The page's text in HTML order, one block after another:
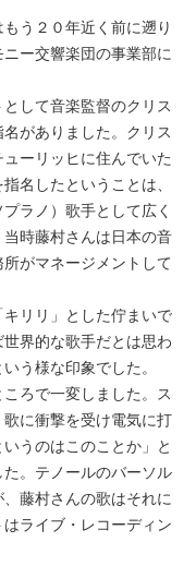
う２０年近く前に遡り
ー交響楽団の事業部に
して音楽監督のクリス
がありました。クリス
ーリッヒに住んでいた
名したということは、
ラノ）歌手として広く
時藤村さんは日本の音
がマネージメントして
リリ」とした佇まいで
界的な歌手だとは思わ
う様な印象でした。
ろで一変しました。ス
に衝撃を受け電気に打
うのはこのことか」と
。テノールのバーソル
藤村さんの歌はそれに
ライブ・レコーディン